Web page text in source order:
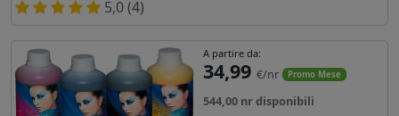
5,0 (4)
A partire da:
34,99 €/nr Promo Mese
544,00 nr disponibili